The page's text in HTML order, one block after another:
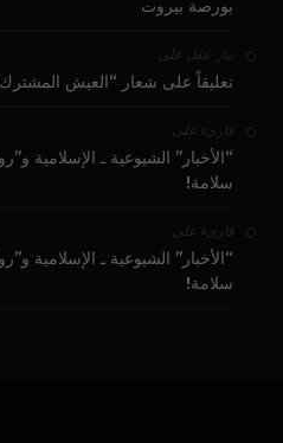
بورصة بيروت
بيار عقل على
تعليقاً على شعار “العيش
قارىء على
“الأخبار” الشيوعية ـ الإسلامية
سلامة!
قارىء على
“الأخبار” الشيوعية ـ الإسلامية
سلامة!